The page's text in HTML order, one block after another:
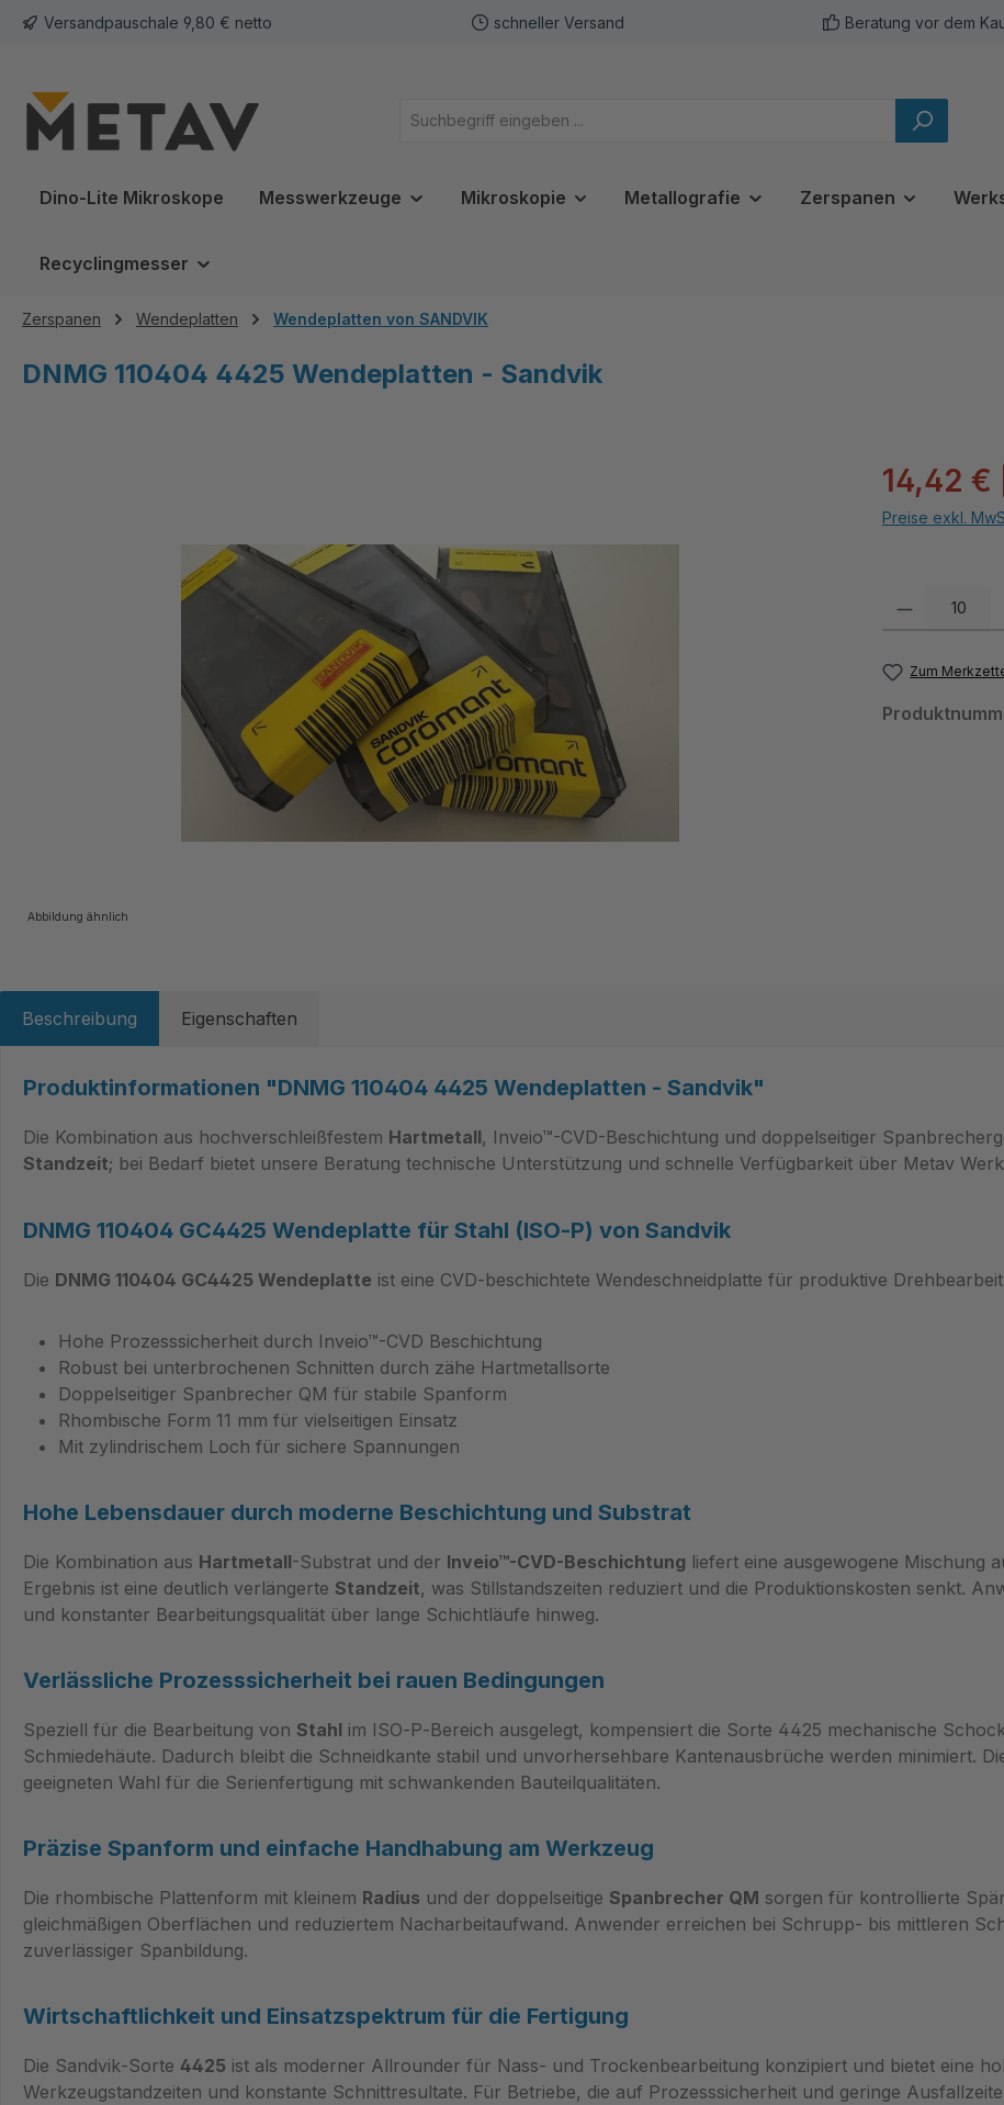
Zur Hauptnavigation springen
Versandpauschale 9,80 € netto schneller Versand Beratung vor dem
Dino-Lite Mikroskope Messwerkzeuge Mikroskopie Metallografie Zerspanen
Recyclingmesser
Zerspanen Wendeplatten Wendeplatten von SANDVIK
DNMG 110404 4425 Wendeplatten - Sandvik
Abbildung ähnlich
14,42 €
Preise exkl.
Zum
Beschreibung Eigenschaften
Produktinformationen "DNMG 110404 4425 Wendeplatten - Sandvik"
Die Kombination aus hochverschleißfestem Hartmetall, Inveio™-CVD-Beschichtung und doppelseitiger
Standzeit; bei Bedarf bietet unsere Beratung technische Unterstützung und schnelle Verfügbarkeit über Metav
DNMG 110404 GC4425 Wendeplatte für Stahl (ISO‑P) von Sandvik
Die DNMG 110404 GC4425 Wendeplatte ist eine CVD-beschichtete Wendeschneidplatte für produktive
Hohe Prozesssicherheit durch Inveio™-CVD Beschichtung
Robust bei unterbrochenen Schnitten durch zähe Hartmetallsorte
Doppelseitiger Spanbrecher QM für stabile Spanform
Rhombische Form 11 mm für vielseitigen Einsatz
Mit zylindrischem Loch für sichere Spannungen
Hohe Lebensdauer durch moderne Beschichtung und Substrat
Die Kombination aus Hartmetall-Substrat und der Inveio™-CVD-Beschichtung liefert eine ausgewogene Mischung
Ergebnis ist eine deutlich verlängerte Standzeit, was Stillstandszeiten reduziert und die Produktionskosten senkt.
und konstanter Bearbeitungsqualität über lange Schichtläufe hinweg.
Verlässliche Prozesssicherheit bei rauen Bedingungen
Speziell für die Bearbeitung von Stahl im ISO‑P‑Bereich ausgelegt, kompensiert die Sorte 4425 mechanische
Schmiedehäute. Dadurch bleibt die Schneidkante stabil und unvorhersehbare Kantenausbrüche werden minimiert.
geeigneten Wahl für die Serienfertigung mit schwankenden Bauteilqualitäten.
Präzise Spanform und einfache Handhabung am Werkzeug
Die rhombische Plattenform mit kleinem Radius und der doppelseitige Spanbrecher QM sorgen für kontrollierte
gleichmäßigen Oberflächen und reduziertem Nacharbeitaufwand. Anwender erreichen bei Schrupp‑ bis mittleren
zuverlässiger Spanbildung.
Wirtschaftlichkeit und Einsatzspektrum für die Fertigung
Die Sandvik‑Sorte 4425 ist als moderner Allrounder für Nass‑ und Trockenbearbeitung konzipiert und bietet eine
Werkzeugstandzeiten und konstante Schnittresultate. Für Betriebe, die auf Prozesssicherheit und geringe